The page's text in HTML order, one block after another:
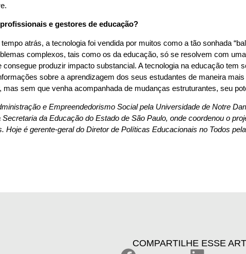
e gestores de educação?
atrás, a tecnologia foi vendida por muitos como a tão sonhada
complexos, tais como os da educação, só se resolvem com
produzir impacto substancial. A tecnologia na educação
sobre a aprendizagem dos seus estudantes de maneira
mas sem que venha acompanhada de mudanças estruturantes, seu
e Empreendedorismo Social pela Universidade de Notre
da Educação do Estado de São Paulo, onde coordenou o
Hoje é gerente-geral do Diretor de Políticas Educacionais no Todos
COMPARTILHE ESSE